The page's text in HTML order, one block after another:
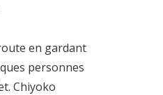
en gardant
personnes
Chiyoko